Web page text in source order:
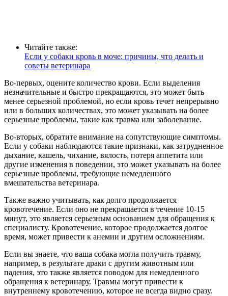
Читайте также:
Если у собаки кровь в моче: причины, что делать и
советы ветеринара
Во-первых, оцените количество крови. Если выделения
незначительные и быстро прекращаются, это может быть
менее серьезной проблемой, но если кровь течет непрерывно
или в больших количествах, это может указывать на более
серьезные проблемы, такие как травма или заболевание.
Во-вторых, обратите внимание на сопутствующие симптомы.
Если у собаки наблюдаются такие признаки, как затрудненное
дыхание, кашель, чихание, вялость, потеря аппетита или
другие изменения в поведении, это может указывать на более
серьезные проблемы, требующие немедленного
вмешательства ветеринара.
Также важно учитывать, как долго продолжается
кровотечение. Если оно не прекращается в течение 10-15
минут, это является серьезным основанием для обращения к
специалисту. Кровотечение, которое продолжается долгое
время, может привести к анемии и другим осложнениям.
Если вы знаете, что ваша собака могла получить травму,
например, в результате драки с другим животным или
падения, это также является поводом для немедленного
обращения к ветеринару. Травмы могут привести к
внутреннему кровотечению, которое не всегда видно сразу.